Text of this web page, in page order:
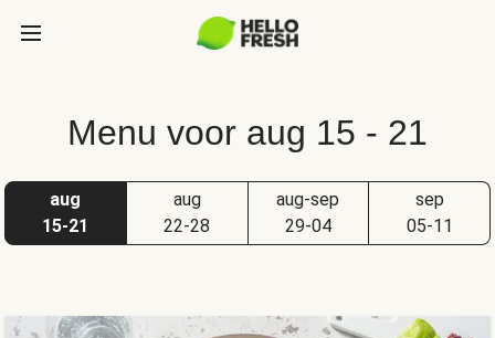
Menu voor aug 15 - 21
aug
15-21
aug
22-28
aug-sep
29-04
sep
05-11